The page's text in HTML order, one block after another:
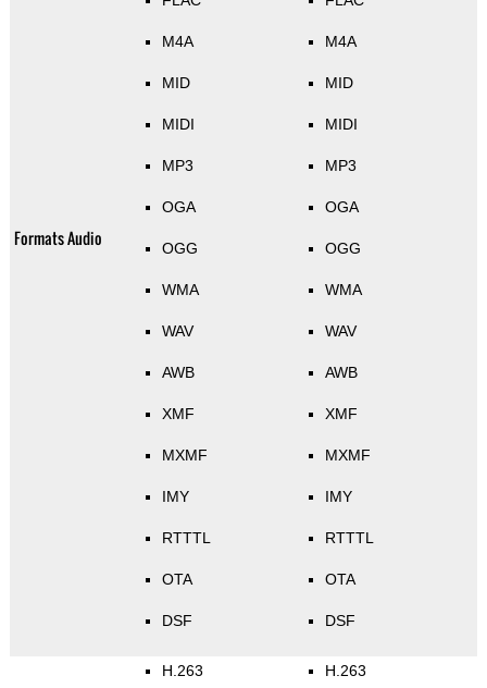
Formats Audio
M4A
MID
MIDI
MP3
OGA
OGG
WMA
WAV
AWB
XMF
MXMF
IMY
RTTTL
OTA
DSF
M4A
MID
MIDI
MP3
OGA
OGG
WMA
WAV
AWB
XMF
MXMF
IMY
RTTTL
OTA
DSF
H.263 H.263